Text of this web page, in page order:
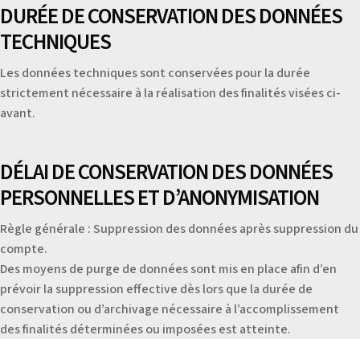
DURÉE DE CONSERVATION DES DONNÉES
TECHNIQUES
Les données techniques sont conservées pour la durée
strictement nécessaire à la réalisation des finalités visées ci-
avant.
DÉLAI DE CONSERVATION DES DONNÉES
PERSONNELLES ET D’ANONYMISATION
Règle générale : Suppression des données après suppression du
compte.
Des moyens de purge de données sont mis en place afin d’en
prévoir la suppression effective dès lors que la durée de
conservation ou d’archivage nécessaire à l’accomplissement
des finalités déterminées ou imposées est atteinte.